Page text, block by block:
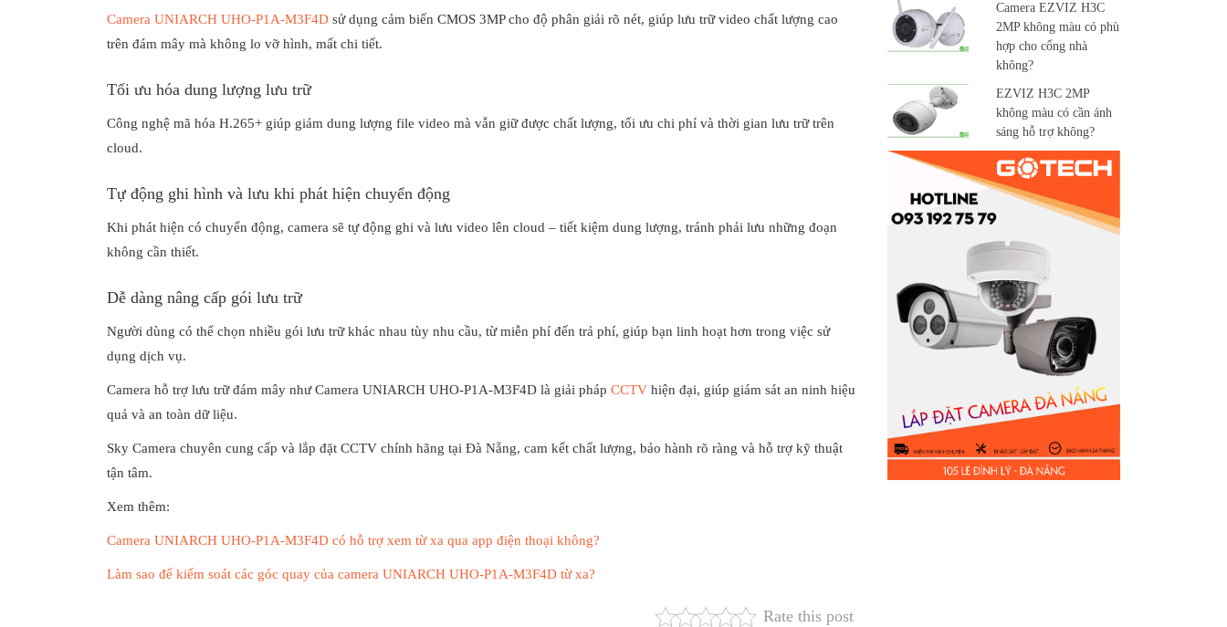
Camera UNIARCH UHO-P1A-M3F4D sử dụng cảm biến CMOS 3MP cho độ phân giải rõ nét, giúp lưu trữ video chất lượng cao
trên đám mây mà không lo vỡ hình, mất chi tiết.
Tối ưu hóa dung lượng lưu trữ
Công nghệ mã hóa H.265+ giúp giảm dung lượng file video mà vẫn giữ được chất lượng, tối ưu chi phí và thời gian lưu trữ trên
cloud.
Tự động ghi hình và lưu khi phát hiện chuyển động
Khi phát hiện có chuyển động, camera sẽ tự động ghi và lưu video lên cloud – tiết kiệm dung lượng, tránh phải lưu những đoạn
không cần thiết.
Dễ dàng nâng cấp gói lưu trữ
Người dùng có thể chọn nhiều gói lưu trữ khác nhau tùy nhu cầu, từ miễn phí đến trả phí, giúp bạn linh hoạt hơn trong việc sử
dụng dịch vụ.
Camera hỗ trợ lưu trữ đám mây như Camera UNIARCH UHO-P1A-M3F4D là giải pháp CCTV hiện đại, giúp giám sát an ninh hiệu
quả và an toàn dữ liệu.
Sky Camera chuyên cung cấp và lắp đặt CCTV chính hãng tại Đà Nẵng, cam kết chất lượng, bảo hành rõ ràng và hỗ trợ kỹ thuật
tận tâm.
Xem thêm:
Camera UNIARCH UHO-P1A-M3F4D có hỗ trợ xem từ xa qua app điện thoại không?
Làm sao để kiểm soát các góc quay của camera UNIARCH UHO-P1A-M3F4D từ xa?
Rate this post
Camera EZVIZ H3C
2MP không màu có phù
hợp cho cổng nhà
không?
EZVIZ H3C 2MP
không màu có cần ánh
sáng hỗ trợ không?